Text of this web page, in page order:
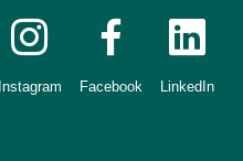
Instagram Facebook LinkedIn